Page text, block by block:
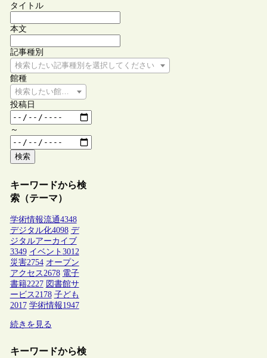
タイトル
本文
記事種別
検索したい記事種別を選択してください
館種
検索したい館種を選択してください
投稿日
～
検索
キーワードから検
索（テーマ）
学術情報流通4348
デジタル化4098 デ
ジタルアーカイブ
3349 イベント 3012
災害2754 オープン
アクセス2678 電子
書籍2227 図書館サ
ービス2178 子ども
2017 学術情報1947
続きを見る
キーワードから検